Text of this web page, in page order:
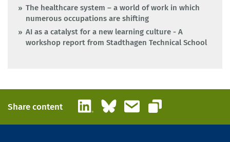
The healthcare system – a world of work in which
numerous occupations are shifting
AI as a catalyst for a new learning culture - A
workshop report from Stadthagen Technical School
Share content LinkedInBlueskyEmail
Copy link